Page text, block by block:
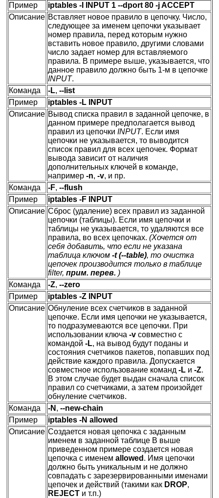
Пример
iptables -I INPUT 1 --dport 80 -j ACCEPT
Описание Вставляет новое правило в цепочку. Число,
следующее за именем цепочки указывает
номер правила, перед которым нужно
вставить новое правило, другими словами
число задает номер для вставляемого
правила. В примере выше, указывается, что
данное правило должно быть 1-м в цепочке
INPUT.
Команда
-L, --list
Пример
iptables -L INPUT
Описание Вывод списка правил в заданной цепочке, в
данном примере предполагается вывод
правил из цепочки INPUT. Если имя
цепочки не указывается, то выводится
список правил для всех цепочек. Формат
вывода зависит от наличия
дополнительных ключей в команде,
например -n, -v, и пр.
Команда
-F, --flush
Пример
iptables -F INPUT
Описание Сброс (удаление) всех правил из заданной
цепочки (таблицы). Если имя цепочки и
таблицы не указывается, то удаляются все
правила, во всех цепочках. (Хочется от
себя добавить, что если не указана
таблица ключом -t (--table), то очистка
цепочек производится только в таблице
filter, прим. перев. )
Команда
-Z, --zero
Пример
iptables -Z INPUT
Описание Обнуление всех счетчиков в заданной
цепочке. Если имя цепочки не указывается,
то подразумеваются все цепочки. При
использовании ключа -v совместно с
командой -L, на вывод будут поданы и
состояния счетчиков пакетов, попавших под
действие каждого правила. Допускается
совместное использование команд -L и -Z.
В этом случае будет выдан сначала список
правил со счетчиками, а затем произойдет
обнуление счетчиков.
Команда
-N , --new-chain
Пример
iptables -N allowed
Описание Создается новая цепочка с заданным
именем в заданной таблице В выше
приведенном примере создается новая
цепочка с именем allowed . Имя цепочки
должно быть уникальным и не должно
совпадать с зарезервированными именами
цепочек и действий (такими как DROP,
REJECT и т.п.)